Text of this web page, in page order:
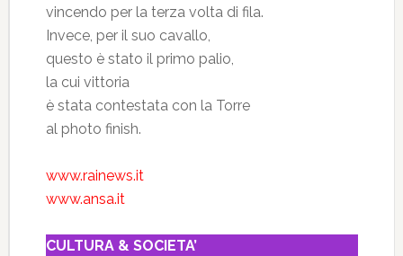
vincendo per la terza volta di fila.
Invece, per il suo cavallo,
questo è stato il primo palio,
la cui vittoria
è stata contestata con la Torre
al photo finish.
www.rainews.it
www.ansa.it
CULTURA & SOCIETA’